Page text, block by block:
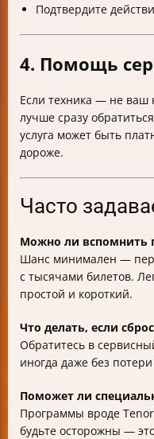
Подтвердите
4. Помощь
Если техника — не ваш
лучше сразу
услуга может быть
дороже.
Часто
Можно ли вспомнить
Шанс минимален —
с тысячами билетов.
простой и короткий.
Что делать, если
Обратитесь в
иногда даже без
Поможет ли
Программы вроде
будьте осторожны —